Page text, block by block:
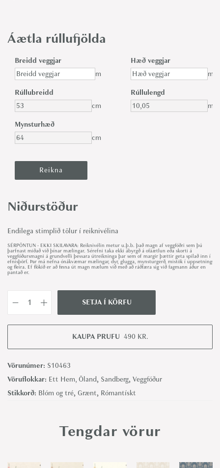
Áætla rúllufjölda
Breidd veggjar
m
Hæð veggjar
m
Rúllubreidd
cm
Rúllulengd
m
Mynsturhæð
cm
Niðurstöður
Endilega stimplið tölur í reiknivélina
SÉRPÖNTUN - EKKI SKILAVARA: Reiknivélin metur u.þ.b. það magn af veggfóðri sem þú
þarfnast miðað við þínar mælingar. Sérefni taka ekki ábyrgð á ofáætlun eða skorti á
veggfóðursmagni á grundvelli þessara útreikninga þar sem of margir þættir geta spilað inn í
efnisþörf. Þar má nefna ónákvæmar mælingar, dyr, glugga, mynsturgerð, mistök í uppsetningu
og fleira. Ef flókið er að finna út magn mælum við með að ráðfæra sig við fagmann áður en
pantað er.
l
i
d
e
SETJA Í KÖRFU
KAUPA PRUFU 490 KR.
Vörunúmer: S10463
Vöruflokkar: Ett Hem, Öland, Sandberg, Veggfóður
Stikkorð: Blóm og tré, Grænt, Rómantískt
Tengdar vörur